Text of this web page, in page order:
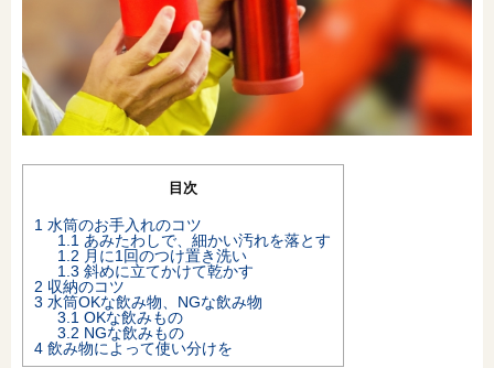
オンライン相談会
目次
1 水筒のお手入れのコツ
1.1 あみたわしで、細かい汚れを落とす
1.2 月に1回のつけ置き洗い
1.3 斜めに立てかけて乾かす
2 収納のコツ
3 水筒OKな飲み物、NGな飲み物
3.1 OKな飲みもの
3.2 NGな飲みもの
4 飲み物によって使い分けを